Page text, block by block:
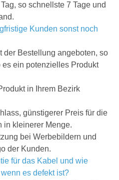
so schnellste 7 Tage und
Kunden sonst noch
der Bestellung angeboten, so
ein potenzielles Produkt
in Ihrem Bezirk
günstigerer Preis für die
in kleinerer Menge.
bei Werbebildern und
der Kunden.
für das Kabel und wie
es defekt ist?